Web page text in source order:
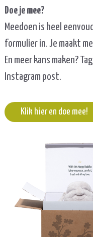
Doe je mee?
Meedoen is heel
formulier in. Je maakt
En meer kans maken?
Instagram post.
Klik hier en doe mee!